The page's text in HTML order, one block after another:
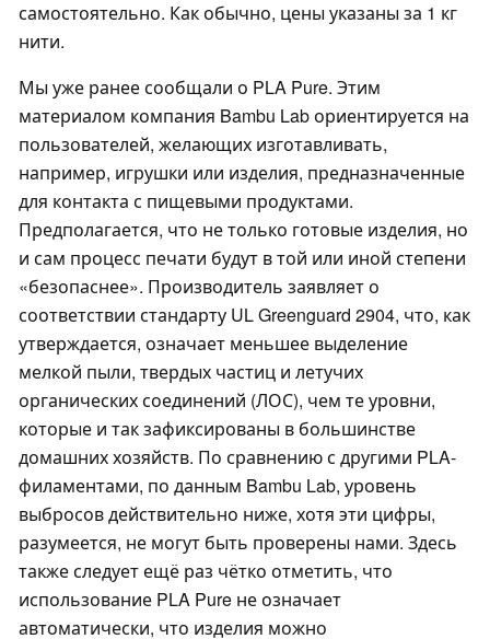
самостоятельно. Как обычно, цены указаны за 1 кг
нити.
Мы уже ранее сообщали о PLA Pure. Этим
материалом компания Bambu Lab ориентируется на
пользователей, желающих изготавливать,
например, игрушки или изделия, предназначенные
для контакта с пищевыми продуктами.
Предполагается, что не только готовые изделия, но
и сам процесс печати будут в той или иной степени
«безопаснее». Производитель заявляет о
соответствии стандарту UL Greenguard 2904, что, как
утверждается, означает меньшее выделение
мелкой пыли, твердых частиц и летучих
органических соединений (ЛОС), чем те уровни,
которые и так зафиксированы в большинстве
домашних хозяйств. По сравнению с другими PLA-
филаментами, по данным Bambu Lab, уровень
выбросов действительно ниже, хотя эти цифры,
разумеется, не могут быть проверены нами. Здесь
также следует ещё раз чётко отметить, что
использование PLA Pure не означает
автоматически, что изделия можно